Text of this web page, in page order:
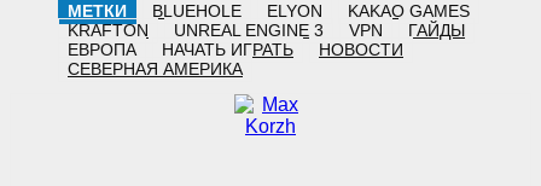
МЕТКИ BLUEHOLE ELYON
KAKAO GAMES
KRAFTON
UNREAL ENGINE 3 VPN
ГАЙДЫ
ЕВРОПА
НАЧАТЬ ИГРАТЬ
НОВОСТИ
СЕВЕРНАЯ АМЕРИКА